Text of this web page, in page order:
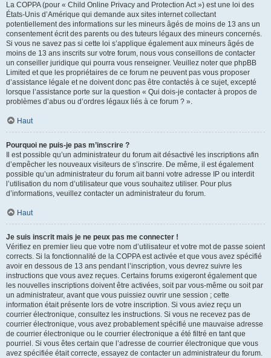
La COPPA (pour « Child Online Privacy and Protection Act ») est une loi des
États-Unis d’Amérique qui demande aux sites internet collectant
potentiellement des informations sur les mineurs âgés de moins de 13 ans un
consentement écrit des parents ou des tuteurs légaux des mineurs concernés.
Si vous ne savez pas si cette loi s’applique également aux mineurs âgés de
moins de 13 ans inscrits sur votre forum, nous vous conseillons de contacter
un conseiller juridique qui pourra vous renseigner. Veuillez noter que phpBB
Limited et que les propriétaires de ce forum ne peuvent pas vous proposer
d’assistance légale et ne doivent donc pas être contactés à ce sujet, excepté
lorsque l’assistance porte sur la question « Qui dois-je contacter à propos de
problèmes d’abus ou d’ordres légaux liés à ce forum ? ».
Haut
Pourquoi ne puis-je pas m’inscrire ?
Il est possible qu’un administrateur du forum ait désactivé les inscriptions afin
d’empêcher les nouveaux visiteurs de s’inscrire. De même, il est également
possible qu’un administrateur du forum ait banni votre adresse IP ou interdit
l’utilisation du nom d’utilisateur que vous souhaitez utiliser. Pour plus
d’informations, veuillez contacter un administrateur du forum.
Haut
Je suis inscrit mais je ne peux pas me connecter !
Vérifiez en premier lieu que votre nom d’utilisateur et votre mot de passe soient
corrects. Si la fonctionnalité de la COPPA est activée et que vous avez spécifié
avoir en dessous de 13 ans pendant l’inscription, vous devrez suivre les
instructions que vous avez reçues. Certains forums exigeront également que
les nouvelles inscriptions doivent être activées, soit par vous-même ou soit par
un administrateur, avant que vous puissiez ouvrir une session ; cette
information était présente lors de votre inscription. Si vous aviez reçu un
courrier électronique, consultez les instructions. Si vous ne recevez pas de
courrier électronique, vous avez probablement spécifié une mauvaise adresse
de courrier électronique ou le courrier électronique a été filtré en tant que
pourriel. Si vous êtes certain que l’adresse de courrier électronique que vous
avez spécifiée était correcte, essayez de contacter un administrateur du forum.